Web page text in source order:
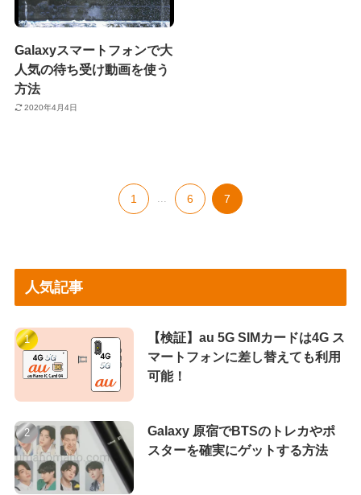
Galaxyスマートフォンで大
人気の待ち受け動画を使う
方法
2020年4月4日
1 6 7
人気記事
【検証】au 5G SIMカードは4G ス
マートフォンに差し替えても利用
可能！
Galaxy 原宿でBTSのトレカやポ
スターを確実にゲットする方法